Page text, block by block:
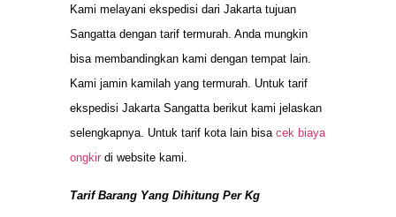
Kami melayani ekspedisi dari Jakarta tujuan
Sangatta dengan tarif termurah. Anda mungkin
bisa membandingkan kami dengan tempat lain.
Kami jamin kamilah yang termurah. Untuk tarif
ekspedisi Jakarta Sangatta berikut kami jelaskan
selengkapnya. Untuk tarif kota lain bisa cek biaya
ongkir di website kami.
Tarif Barang Yang Dihitung Per Kg